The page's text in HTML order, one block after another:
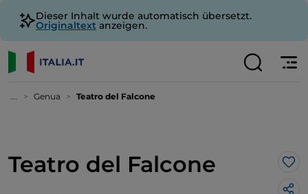
Dieser Inhalt wurde automatisch übersetzt.
Originaltext anzeigen.
... Genua Teatro del Falcone
Teatro del Falcone